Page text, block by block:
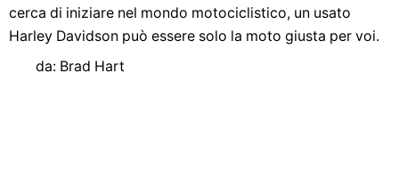
cerca di iniziare nel mondo motociclistico, un usato
Harley Davidson può essere solo la moto giusta per voi.
da: Brad Hart